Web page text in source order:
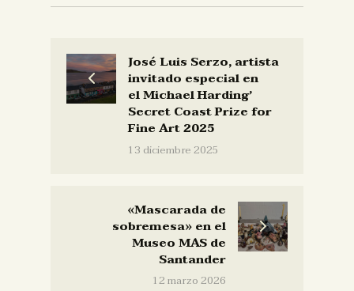
José Luis Serzo, artista
invitado especial en
el Michael Harding’
Secret Coast Prize for
Fine Art 2025
13 diciembre 2025
«Mascarada de
sobremesa» en el
Museo MAS de
Santander
12 marzo 2026